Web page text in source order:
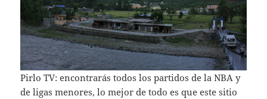
Pirlo TV: encontrarás todos los partidos de la NBA y
de ligas menores, lo mejor de todo es que este sitio